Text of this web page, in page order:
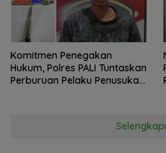
Komitmen Penegakan
Hukum, Polres PALI Tuntaskan
Perburuan Pelaku Penusukan